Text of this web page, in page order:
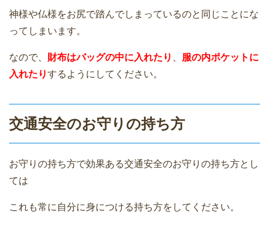
神様や仏様をお尻で踏んでしまっているのと同じことにな
ってしまいます。
なので、 財布はバッグの中に入れたり
服の内ポケットに
入れたりするようにしてください。
交通安全のお守りの持ち方
お守りの持ち方で効果ある交通安全のお守りの持ち方とし
ては
これも常に自分に身につける持ち方をしてください。